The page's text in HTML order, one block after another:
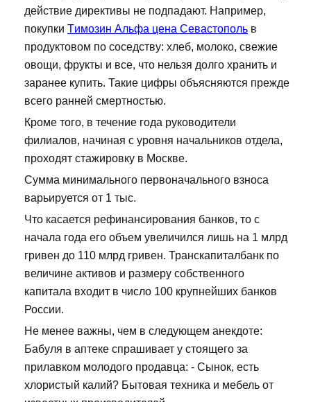
действие директивы не подпадают. Например,
покупки Tимозин Альфа цена Севастополь в
продуктовом по соседству: хлеб, молоко, свежие
овощи, фрукты и все, что нельзя долго хранить и
заранее купить. Такие цифры объясняются прежде
всего ранней смертностью.
Кроме того, в течение года руководители
филиалов, начиная с уровня начальников отдела,
проходят стажировку в Москве.
Сумма минимального первоначального взноса
варьируется от 1 тыс.
Что касается рефинансирования банков, то с
начала года его объем увеличился лишь на 1 млрд
гривен до 110 млрд гривен. Транскапиталбанк по
величине активов и размеру собственного
капитала входит в число 100 крупнейших банков
России.
Не менее важны, чем в следующем анекдоте:
Бабуля в аптеке спрашивает у стоящего за
прилавком молодого продавца: - Сынок, есть
хлористый калий? Бытовая техника и мебель от